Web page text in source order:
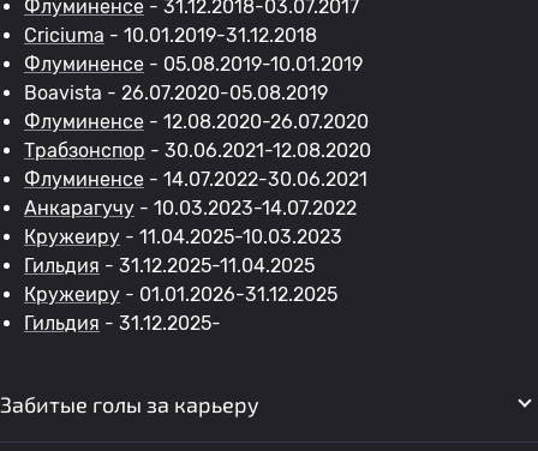
Флуминенсе - 31.12.2018-03.07.2017
Criciuma - 10.01.2019-31.12.2018
Флуминенсе - 05.08.2019-10.01.2019
Boavista - 26.07.2020-05.08.2019
Флуминенсе - 12.08.2020-26.07.2020
Трабзонспор - 30.06.2021-12.08.2020
Флуминенсе - 14.07.2022-30.06.2021
Анкарагучу - 10.03.2023-14.07.2022
Кружеиру - 11.04.2025-10.03.2023
Гильдия - 31.12.2025-11.04.2025
Кружеиру - 01.01.2026-31.12.2025
Гильдия - 31.12.2025-
Забитые голы за карьеру